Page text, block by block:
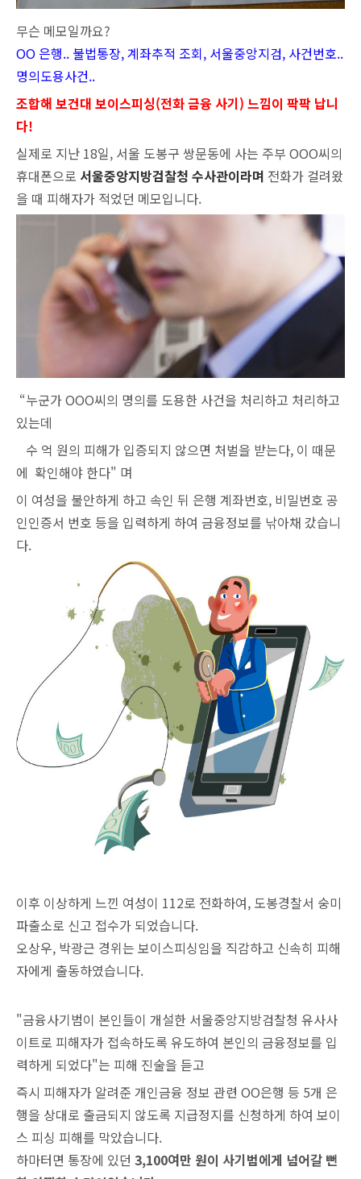
무슨 메모일까요?
OO 은행.. 불법통장, 계좌추적 조회, 서울중앙지검, 사건번호..
명의도용사건..
조합해 보건대 보이스피싱(전화 금융 사기) 느낌이 팍팍 납니
다!
실제로 지난 18일, 서울 도봉구 쌍문동에 사는 주부 OOO씨의
휴대폰으로 서울중앙지방검찰청 수사관이라며 전화가 걸려왔
을 때 피해자가 적었던 메모입니다.
“누군가 OOO씨의 명의를 도용한 사건을 처리하고 처리하고
있는데
수 억 원의 피해가 입증되지 않으면 처벌을 받는다, 이 때문
에 확인해야 한다" 며
이 여성을 불안하게 하고 속인 뒤 은행 계좌번호, 비밀번호 공
인인증서 번호 등을 입력하게 하여 금융정보를 낚아채 갔습니
다.
이후 이상하게 느낀 여성이 112로 전화하여, 도봉경찰서 숭미
파출소로 신고 접수가 되었습니다.
오상우, 박광근 경위는 보이스피싱임을 직감하고 신속히 피해
자에게 출동하였습니다.
"금융사기범이 본인들이 개설한 서울중앙지방검찰청 유사사
이트로 피해자가 접속하도록 유도하여 본인의 금융정보를 입
력하게 되었다"는 피해 진술을 듣고
즉시 피해자가 알려준 개인금융 정보 관련 OO은행 등 5개 은
행을 상대로 출금되지 않도록 지급정지를 신청하게 하여 보이
스 피싱 피해를 막았습니다.
하마터면 통장에 있던 3,100여만 원이 사기범에게 넘어갈 뻔